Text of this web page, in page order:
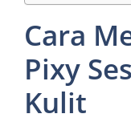
Cara
Pixy
Kulit